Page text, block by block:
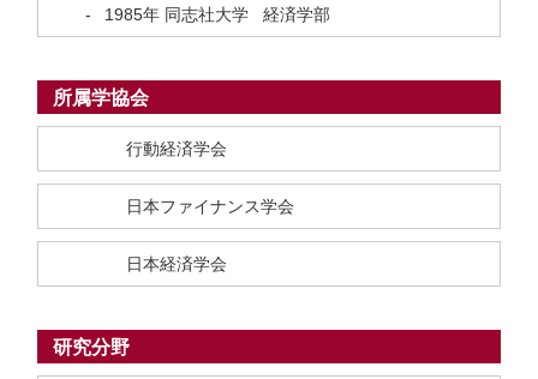
- 1985年 同志社大学 経済学部
所属学協会
行動経済学会
日本ファイナンス学会
日本経済学会
研究分野